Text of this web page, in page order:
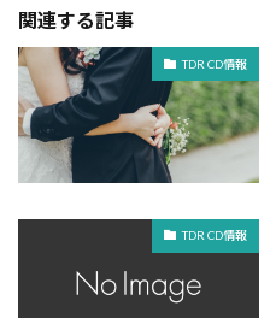
関連する記事
TDR CD情報
TDR CD情報